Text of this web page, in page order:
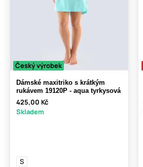
Český výrobek
Dámské maxitriko s krátkým
rukávem 19120P - aqua tyrkysová
425,00 Kč
Skladem
S